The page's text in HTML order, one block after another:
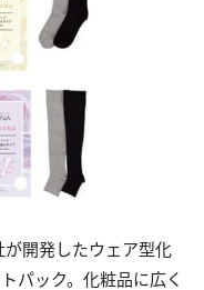
開発したウェア型化
パック。化粧品に広く